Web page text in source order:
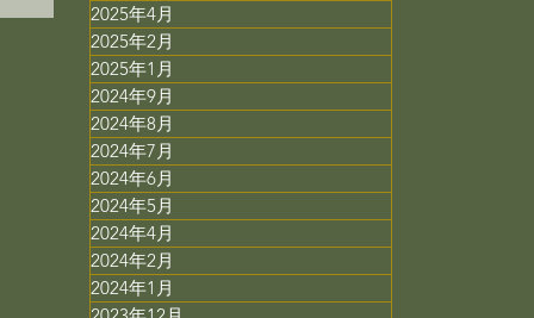
2025年4月
2025年2月
2025年1月
2024年9月
2024年8月
2024年7月
2024年6月
2024年5月
2024年4月
2024年2月
2024年1月